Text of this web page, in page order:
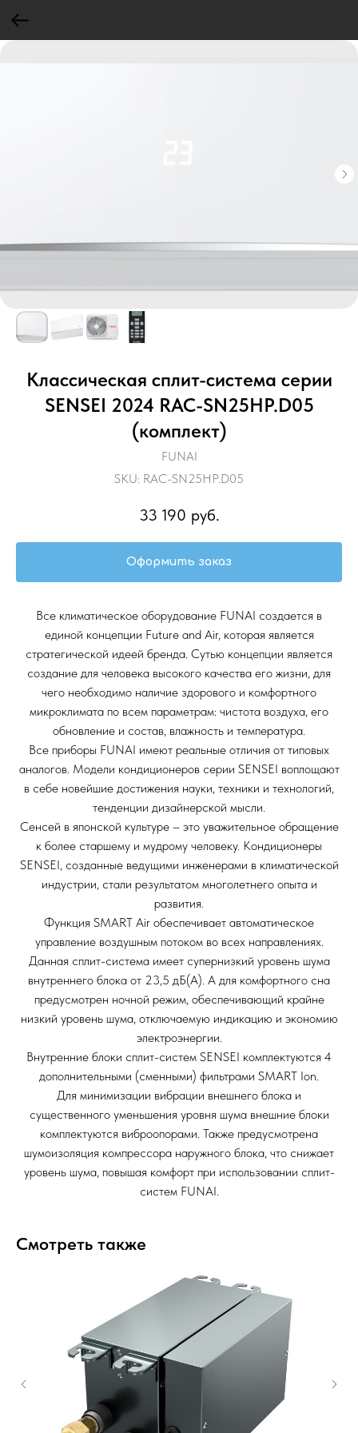
Классическая сплит-система серии
SENSEI 2024 RAC-SN25HP.D05
(комплект)
FUNAI
SKU: RAC-SN25HP.D05
33 190 руб.
Оформить заказ
Все климатическое оборудование FUNAI создается в
единой концепции Future and Air, которая является
стратегической идеей бренда. Сутью концепции является
создание для человека высокого качества его жизни, для
чего необходимо наличие здорового и комфортного
микроклимата по всем параметрам: чистота воздуха, его
обновление и состав, влажность и температура.
Все приборы FUNAI имеют реальные отличия от типовых
аналогов. Модели кондиционеров серии SENSEI воплощают
в себе новейшие достижения науки, техники и технологий,
тенденции дизайнерской мысли.
Сенсей в японской культуре – это уважительное обращение
к более старшему и мудрому человеку. Кондиционеры
SENSEI, созданные ведущими инженерами в климатической
индустрии, стали результатом многолетнего опыта и
развития.
Функция SMART Air обеспечивает автоматическое
управление воздушным потоком во всех направлениях.
Данная сплит-система имеет супернизкий уровень шума
внутреннего блока от 23,5 дБ(А). А для комфортного сна
предусмотрен ночной режим, обеспечивающий крайне
низкий уровень шума, отключаемую индикацию и экономию
электроэнергии.
Внутренние блоки сплит-систем SENSEI комплектуются 4
дополнительными (сменными) фильтрами SMART Ion.
Для минимизации вибрации внешнего блока и
существенного уменьшения уровня шума внешние блоки
комплектуются виброопорами. Также предусмотрена
шумоизоляция компрессора наружного блока, что снижает
уровень шума, повышая комфорт при использовании сплит-
систем FUNAI.
Смотреть также